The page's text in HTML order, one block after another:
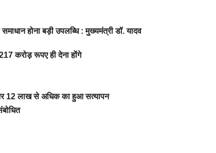
होना बड़ी उपलब्धि : मुख्यमंत्री डॉ. यादव
करोड़ रूपए ही देना होंगे
12 लाख से अधिक का हुआ सत्यापन